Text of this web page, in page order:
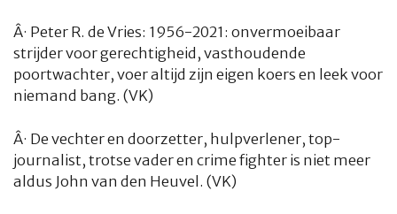
Â· Peter R. de Vries: 1956-2021: onvermoeibaar
strijder voor gerechtigheid, vasthoudende
poortwachter, voer altijd zijn eigen koers en leek voor
niemand bang. (VK)
Â· De vechter en doorzetter, hulpverlener, top-
journalist, trotse vader en crime fighter is niet meer
aldus John van den Heuvel. (VK)